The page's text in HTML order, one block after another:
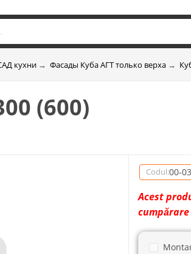
кухни → Фасады Куба АГТ только верха →
(600)
Codul:00-
Acest
cumpărare